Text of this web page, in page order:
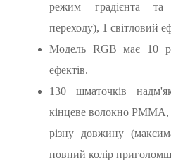
режим градієнта та
переходу), 1 світловий
Модель RGB має 10
ефектів.
130 шматочків
кінцеве волокно PMMA,
різну довжину
повний колір